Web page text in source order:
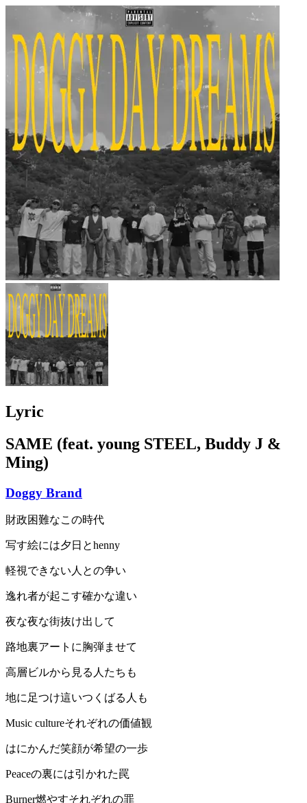
Lyric
SAME (feat. young STEEL, Buddy J &
Ming)
Doggy Brand
財政困難なこの時代
写す絵には夕日とhenny
軽視できない人との争い
逸れ者が起こす確かな違い
夜な夜な街抜け出して
路地裏アートに胸弾ませて
高層ビルから見る人たちも
地に足つけ這いつくばる人も
Music cultureそれぞれの価値観
はにかんだ笑顔が希望の一歩
Peaceの裏には引かれた罠
Burner燃やすそれぞれの罪